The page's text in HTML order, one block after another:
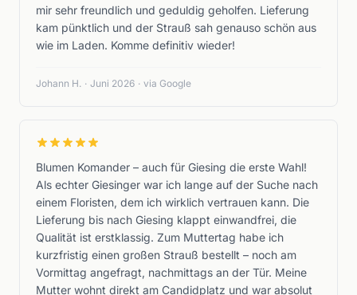
mir sehr freundlich und geduldig geholfen. Lieferung
kam pünktlich und der Strauß sah genauso schön aus
wie im Laden. Komme definitiv wieder!
Johann H. · Juni 2026 · via Google
Blumen Komander – auch für Giesing die erste Wahl!
Als echter Giesinger war ich lange auf der Suche nach
einem Floristen, dem ich wirklich vertrauen kann. Die
Lieferung bis nach Giesing klappt einwandfrei, die
Qualität ist erstklassig. Zum Muttertag habe ich
kurzfristig einen großen Strauß bestellt – noch am
Vormittag angefragt, nachmittags an der Tür. Meine
Mutter wohnt direkt am Candidplatz und war absolut